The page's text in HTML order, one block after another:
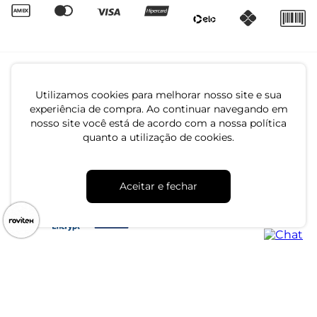
Utilizamos cookies para melhorar nosso site e sua
experiência de compra. Ao continuar navegando em
nosso site você está de acordo com a nossa política
quanto a utilização de cookies.
Aceitar e fechar
CNPJ: 79.233.672/0001-05
Av. Maria Marangoni, 391 - 89129-080 - Luiz Alves - SC